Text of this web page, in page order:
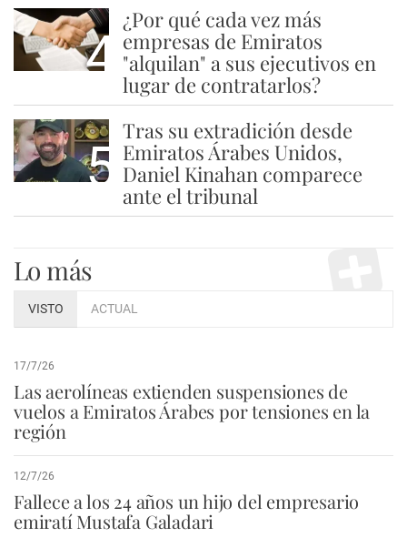
4
¿Por qué cada vez más
empresas de Emiratos
"alquilan" a sus ejecutivos en
lugar de contratarlos?
5
Tras su extradición desde
Emiratos Árabes Unidos,
Daniel Kinahan comparece
ante el tribunal
Lo más
VISTO ACTUAL
17/7/26
Las aerolíneas extienden suspensiones de
vuelos a Emiratos Árabes por tensiones en la
región
12/7/26
Fallece a los 24 años un hijo del empresario
emiratí Mustafa Galadari